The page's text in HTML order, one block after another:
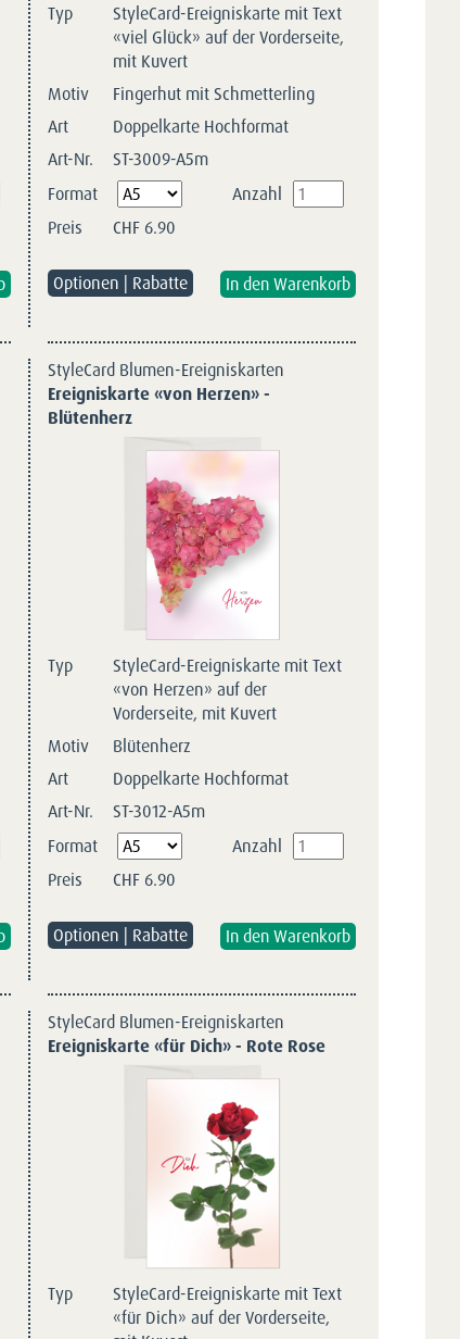
Typ
StyleCard-Ereigniskarte mit Text
«viel Glück» auf der Vorderseite,
mit Kuvert
Motiv
Fingerhut mit Schmetterling
Art
Doppelkarte Hochformat
Art-Nr.
ST-3009-A5m
Pflichtfeld
Format
Anzahl
Preis
CHF6.90
Optionen | Rabatte
StyleCard Blumen-Ereigniskarten
Ereigniskarte «von Herzen» -
Blütenherz
Typ
StyleCard-Ereigniskarte mit Text
«von Herzen» auf der
Vorderseite, mit Kuvert
Motiv
Blütenherz
Art
Doppelkarte Hochformat
Art-Nr.
ST-3012-A5m
Pflichtfeld
Format
Anzahl
Preis
CHF6.90
Optionen | Rabatte
StyleCard Blumen-Ereigniskarten
Ereigniskarte «für Dich» - Rote Rose
Typ
StyleCard-Ereigniskarte mit Text
«für Dich» auf der Vorderseite,